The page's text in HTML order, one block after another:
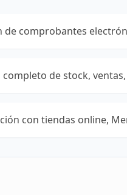
de comprobantes
de stock,
con tiendas online,